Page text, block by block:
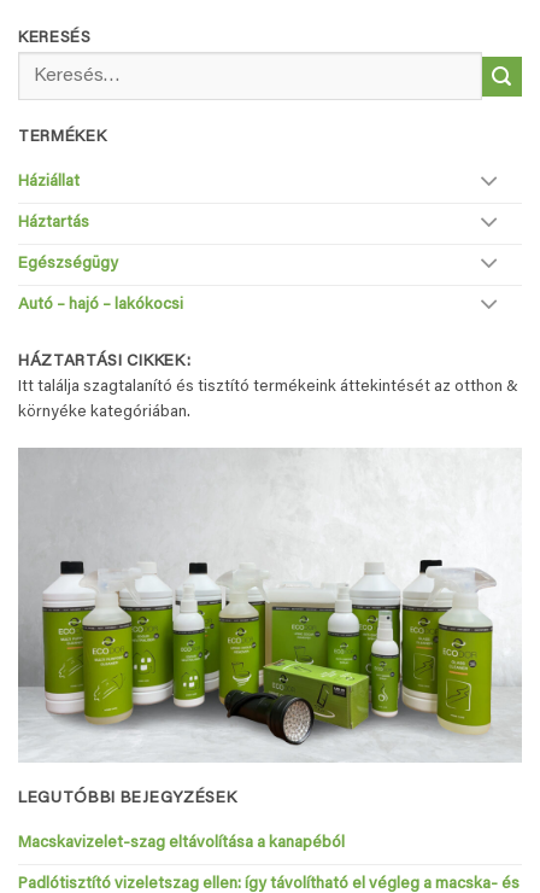
KERESÉS
TERMÉKEK
Háziállat
Háztartás
Egészségügy
Autó – hajó – lakókocsi
HÁZTARTÁSI CIKKEK:
Itt találja szagtalanító és tisztító termékeink áttekintését az otthon &
környéke kategóriában.
LEGUTÓBBI BEJEGYZÉSEK
Macskavizelet-szag eltávolítása a kanapéból
Padlótisztító vizeletszag ellen: így távolítható el végleg a macska- és